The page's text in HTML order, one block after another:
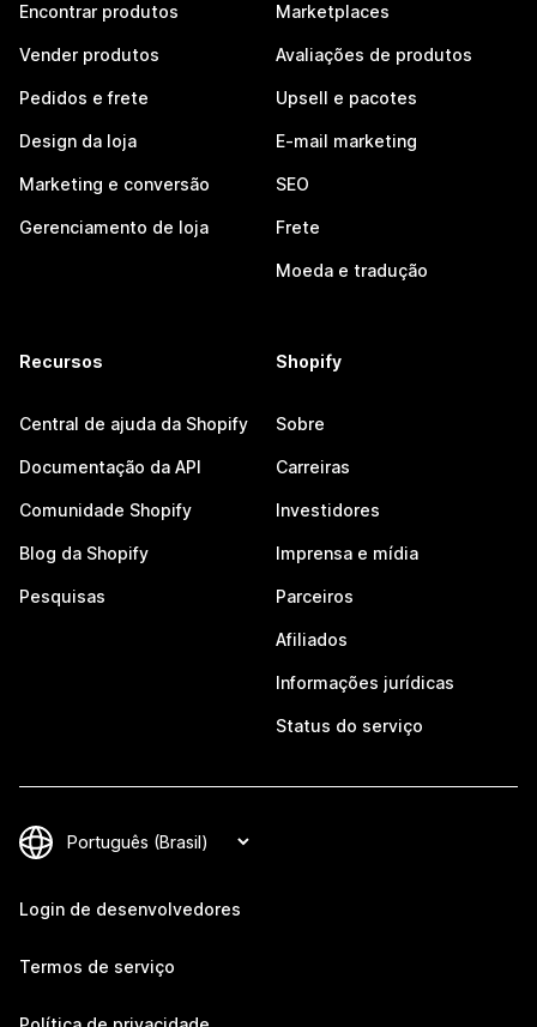
Encontrar produtos
Vender produtos
Pedidos e frete
Design da loja
Marketing e conversão
Gerenciamento de loja
Marketplaces
Avaliações de produtos
Upsell e pacotes
E-mail marketing
SEO
Frete
Moeda e tradução
Recursos
Central de ajuda da Shopify
Documentação da API
Comunidade Shopify
Blog da Shopify
Pesquisas
Shopify
Sobre
Carreiras
Investidores
Imprensa e mídia
Parceiros
Afiliados
Informações jurídicas
Status do serviço
Login de desenvolvedores
Termos de serviço